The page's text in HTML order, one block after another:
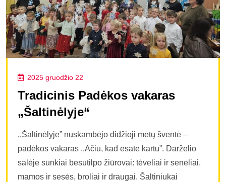
2025 gruodžio 22
Tradicinis Padėkos vakaras
„Šaltinėlyje“
,,Šaltinėlyje” nuskambėjo didžioji metų šventė –
padėkos vakaras ,,Ačiū, kad esate kartu”. Darželio
salėje sunkiai besutilpo žiūrovai: tėveliai ir seneliai,
mamos ir sesės, broliai ir draugai. Šaltiniukai